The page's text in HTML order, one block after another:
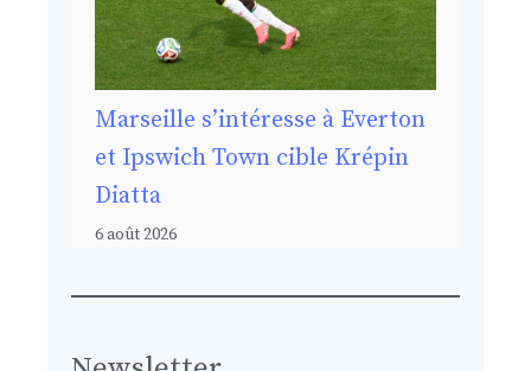
Marseille s’intéresse à Everton
et Ipswich Town cible Krépin
Diatta
6 août 2026